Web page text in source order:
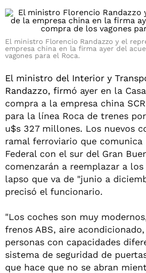
El ministro Florencio Randazzo y el
empresa china en la firma ayer del
vagones para el Roca.
El ministro del Interior y
Randazzo, firmó ayer en la
compra a la empresa china
para la línea Roca de trenes
u$s 327 millones. Los nuevos
ramal ferroviario que comunica
Federal con el sur del Gran
comenzarán a reemplazar a
lapso que va de "junio a
precisó el funcionario.
"Los coches son muy
frenos ABS, aire
personas con capacidades
sistema de seguridad de
que hace que no se abran